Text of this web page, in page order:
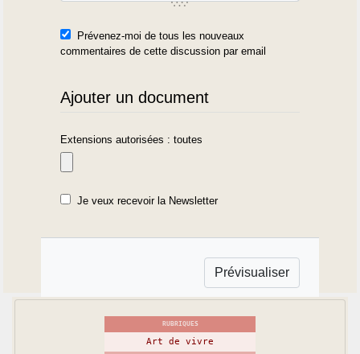
Prévenez-moi de tous les nouveaux
commentaires de cette discussion par email
Ajouter un document
Extensions autorisées : toutes
Je veux recevoir la Newsletter
RUBRIQUES
Art de vivre